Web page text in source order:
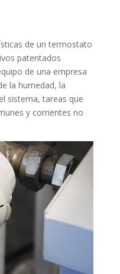
de un termostato
patentados
de una empresa
la humedad, la
sistema, tareas que
y corrientes no